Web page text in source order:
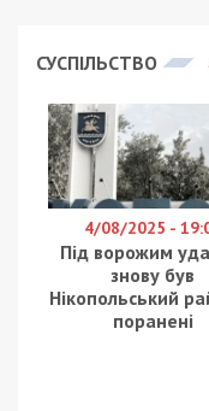
расходы
периодом 2019
данных,
В структуре
года почти
– 436,7 млрд.
расходов
и услуг – 831,2